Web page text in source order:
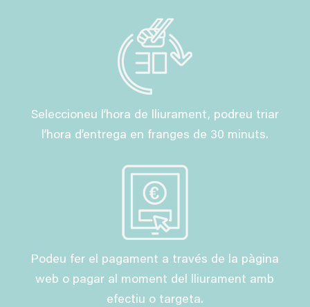
Seleccioneu l’hora de lliurament, podreu triar
l’hora d’entrega en franges de 30 minuts.
Podeu fer el pagament a través de la pàgina
web o pagar al moment del lliurament amb
efectiu o targeta.